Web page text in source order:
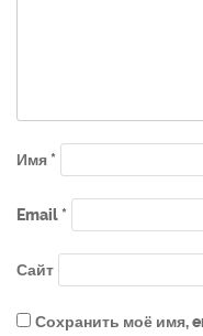
Имя*
Email*
Сайт
Сохранить моё имя,